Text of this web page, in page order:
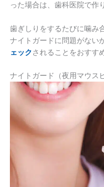
った場合は、歯科医院で作
歯ぎしりをするたびに噛み
ナイトガードに問題がない
ェック されることをおすす
ナイトガード（夜用マウス